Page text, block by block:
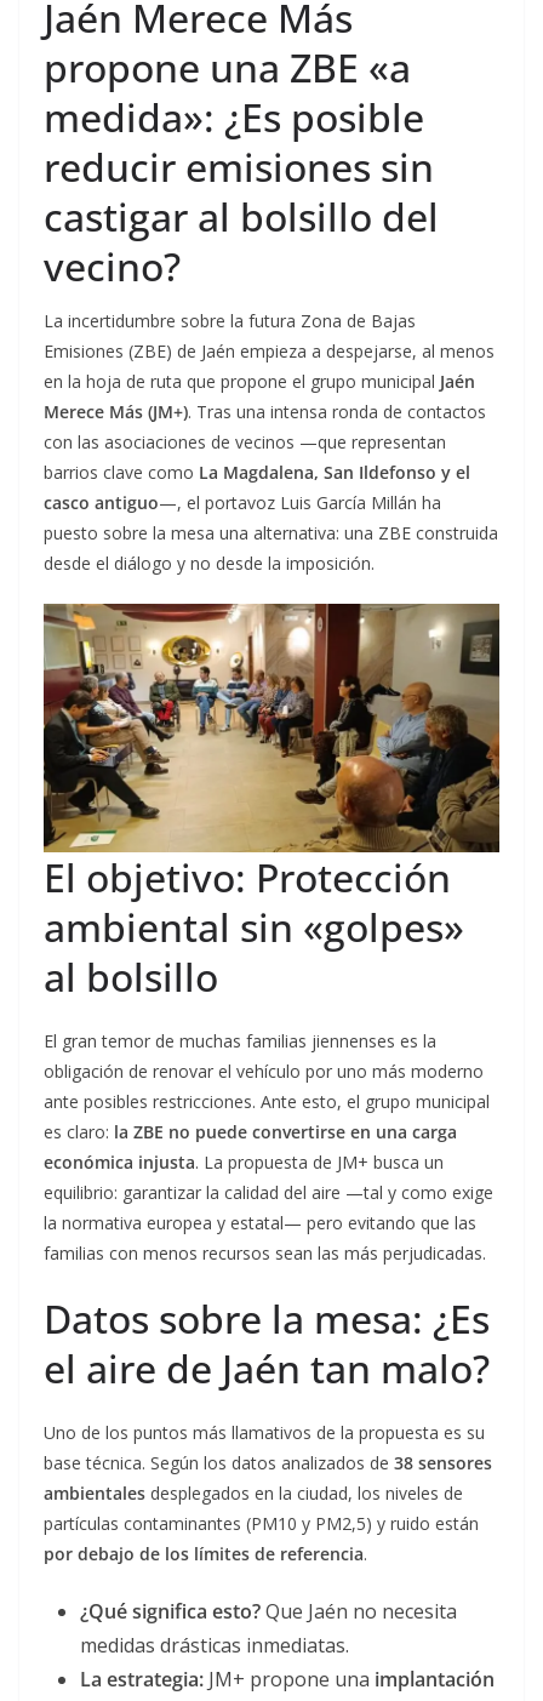
Jaén Merece Más
propone una ZBE «a
medida»: ¿Es posible
reducir emisiones sin
castigar al bolsillo del
vecino?
La incertidumbre sobre la futura Zona de Bajas
Emisiones (ZBE) de Jaén empieza a despejarse, al menos
en la hoja de ruta que propone el grupo municipal Jaén
Merece Más (JM+). Tras una intensa ronda de contactos
con las asociaciones de vecinos —que representan
barrios clave como La Magdalena, San Ildefonso y el
casco antiguo—, el portavoz Luis García Millán ha
puesto sobre la mesa una alternativa: una ZBE construida
desde el diálogo y no desde la imposición.
El objetivo: Protección
ambiental sin «golpes»
al bolsillo
El gran temor de muchas familias jiennenses es la
obligación de renovar el vehículo por uno más moderno
ante posibles restricciones. Ante esto, el grupo municipal
es claro: la ZBE no puede convertirse en una carga
económica injusta. La propuesta de JM+ busca un
equilibrio: garantizar la calidad del aire —tal y como exige
la normativa europea y estatal— pero evitando que las
familias con menos recursos sean las más perjudicadas.
Datos sobre la mesa: ¿Es
el aire de Jaén tan malo?
Uno de los puntos más llamativos de la propuesta es su
base técnica. Según los datos analizados de 38 sensores
ambientales desplegados en la ciudad, los niveles de
partículas contaminantes (PM10 y PM2,5) y ruido están
por debajo de los límites de referencia.
¿Qué significa esto?Que Jaén no necesita
medidas drásticas inmediatas.
La estrategia: JM+ propone una implantación